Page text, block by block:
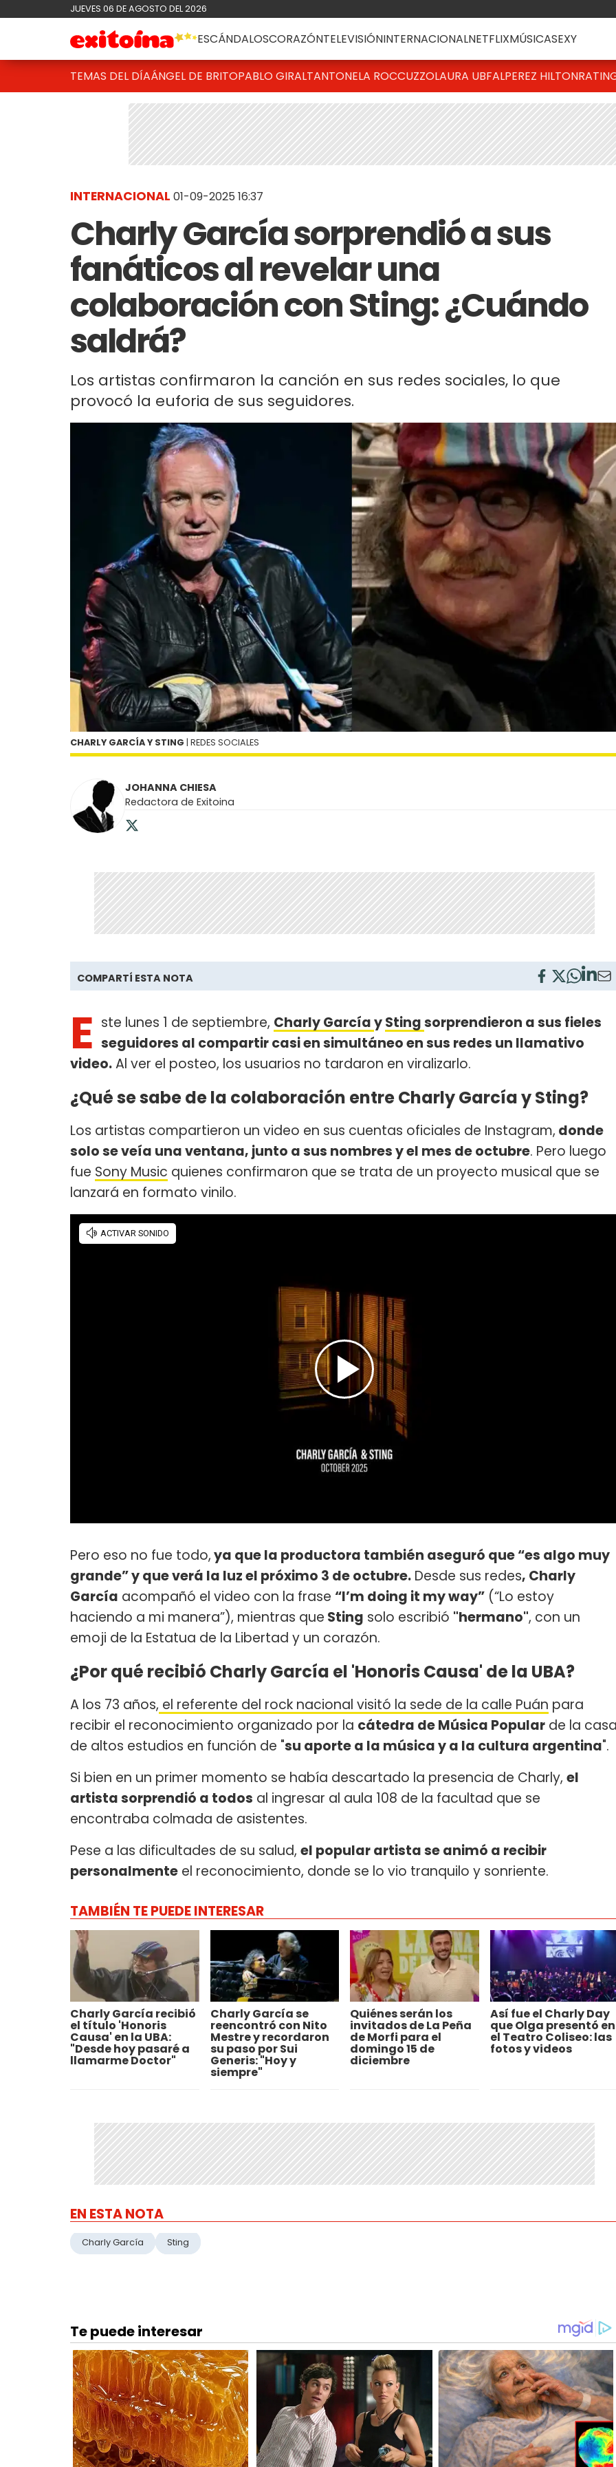
JUEVES 06 DE AGOSTO DEL 2026
ESCÁNDALOSCORAZÓNTELEVISIÓNINTERNACIONALNETFLIXMÚSICASEXY
TEMAS DEL DÍAÁNGEL DE BRITOPABLO GIRALTANTONELA ROCCUZZOLAURA UBFALPEREZ HILTON
INTERNACIONAL 01-09-2025 16:37
Charly García sorprendió a sus
fanáticos al revelar una
colaboración con Sting: ¿Cuándo
saldrá?
Los artistas confirmaron la canción en sus redes sociales, lo que
provocó la euforia de sus seguidores.
CHARLY GARCÍA Y STING | REDES SOCIALES
JOHANNA CHIESA
Redactora de Exitoina
COMPARTÍ ESTA NOTA
E ste lunes 1 de septiembre, Charly GarcíayStingsorprendieron a sus fieles
seguidores al compartir casi en simultáneo en sus redes un llamativo
video.Al ver el posteo, los usuarios no tardaron en viralizarlo.
¿Qué se sabe de la colaboración entre Charly García y Sting?
Los artistas compartieron un video en sus cuentas oficiales de Instagram, donde
solo se veía una ventana, junto a sus nombres y el mes de octubre. Pero luego
fue Sony Music quienes confirmaron que se trata de un proyecto musical que se
lanzará en formato vinilo.
Pero eso no fue todo,ya que la productora también aseguró que “es algo muy
grande” y que verá la luz el próximo 3 de octubre. Desde sus redes, Charly
García acompañó el video con la frase “I’m doing it my way” (“Lo estoy
haciendo a mi manera”), mientras que Sting solo escribió "hermano", con un
emoji de la Estatua de la Libertad y un corazón.
¿Por qué recibió Charly García el 'Honoris Causa' de la UBA?
A los 73 años, el referente del rock nacional visitó la sede de la calle Puán para
recibir el reconocimiento organizado por la cátedra de Música Popular de la
de altos estudios en función de "su aporte a la música y a la cultura argentina".
Si bien en un primer momento se había descartado la presencia de Charly, el
artista sorprendió a todos al ingresar al aula 108 de la facultad que se
encontraba colmada de asistentes.
Pese a las dificultades de su salud, el popular artista se animó a recibir
personalmente el reconocimiento, donde se lo vio tranquilo y sonriente.
TAMBIÉN TE PUEDE INTERESAR
Charly García recibió
el título 'Honoris
Causa' en la UBA:
"Desde hoy pasaré a
llamarme Doctor"
Charly García se
reencontró con Nito
Mestre y recordaron
su paso por Sui
Generis: "Hoy y
siempre"
Quiénes serán los
invitados de La Peña
de Morfi para el
domingo 15 de
diciembre
Así fue el Charly Day
que Olga presentó en
el Teatro Coliseo: las
fotos y videos
EN ESTA NOTA
Charly García Sting